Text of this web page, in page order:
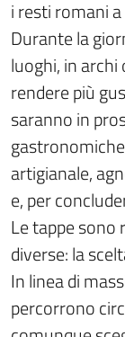
i resti romani
Durante la
luoghi, in
rendere più
saranno in
artigianale,
e, per
Le tappe sono
diverse: la
In linea di
percorrono